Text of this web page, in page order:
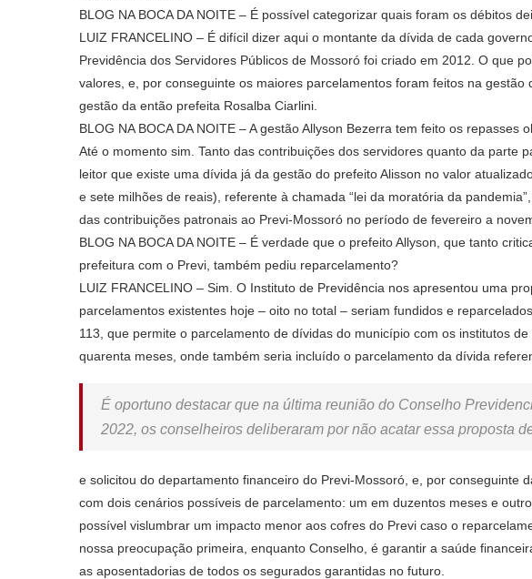
BLOG NA BOCA DA NOITE – É possível categorizar quais foram os débitos
LUIZ FRANCELINO – É difícil dizer aqui o montante da dívida de cada
Previdência dos Servidores Públicos de Mossoró foi criado em 2012. O que
valores, e, por conseguinte os maiores parcelamentos foram feitos na gestão
gestão da então prefeita Rosalba Ciarlini.
BLOG NA BOCA DA NOITE – A gestão Allyson Bezerra tem feito os repasses
Até o momento sim. Tanto das contribuições dos servidores quanto da parte
leitor que existe uma dívida já da gestão do prefeito Alisson no valor
e sete milhões de reais), referente à chamada “lei da moratória da
das contribuições patronais ao Previ-Mossoró no período de fevereiro a
BLOG NA BOCA DA NOITE – É verdade que o prefeito Allyson, que tanto
prefeitura com o Previ, também pediu reparcelamento?
LUIZ FRANCELINO – Sim. O Instituto de Previdência nos apresentou uma
parcelamentos existentes hoje – oito no total – seriam fundidos e
113, que permite o parcelamento de dívidas do município com os institutos
quarenta meses, onde também seria incluído o parcelamento da dívida
É oportuno destacar que na última reunião do Conselho
2022, os conselheiros deliberaram por não acatar essa proposta
e solicitou do departamento financeiro do Previ-Mossoró, e, por conseguinte
com dois cenários possíveis de parcelamento: um em duzentos meses e
possível vislumbrar um impacto menor aos cofres do Previ caso o
nossa preocupação primeira, enquanto Conselho, é garantir a saúde
as aposentadorias de todos os segurados garantidas no futuro.